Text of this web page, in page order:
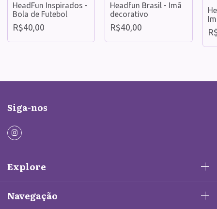
HeadFun Inspirados -
Bola de Futebol
R$40,00
Headfun Brasil - Imã
decorativo
R$40,00
Siga-nos
Explore
Navegação